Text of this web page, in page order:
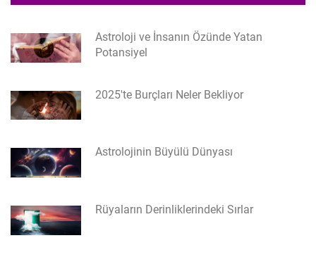
Astroloji ve İnsanın Özünde Yatan
Potansiyel
2025'te Burçları Neler Bekliyor
Astrolojinin Büyülü Dünyası
Rüyaların Derinliklerindeki Sırlar